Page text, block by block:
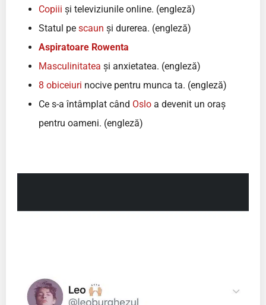
Copiii și televiziunile online. (engleză)
Statul pe scaun și durerea. (engleză)
Aspiratoare Rowenta
Masculinitatea și anxietatea. (engleză)
8 obiceiuri nocive pentru munca ta. (engleză)
Ce s-a întâmplat când Oslo a devenit un oraș
pentru oameni. (engleză)